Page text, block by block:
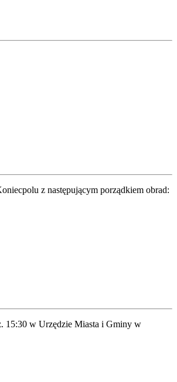
z następującym porządkiem obrad:
15:30 w Urzędzie Miasta i Gminy w